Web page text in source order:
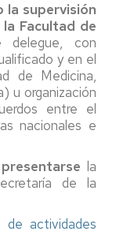
la supervisión
Facultad de
con
y en el
de Medicina,
u organización
entre el
nacionales e
la
de la
de actividades